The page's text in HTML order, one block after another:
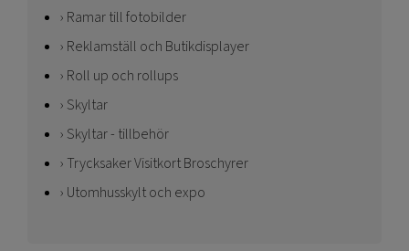
Ramar till fotobilder
Reklamställ och Butikdisplayer
Roll up och rollups
Skyltar
Skyltar - tillbehör
Trycksaker Visitkort Broschyrer
Utomhusskylt och expo